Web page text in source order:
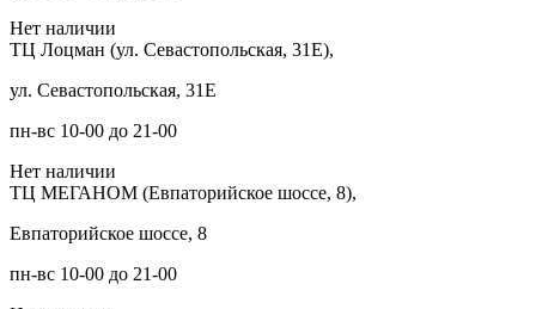
Нет наличии
ТЦ Лоцман (ул. Севастопольская, 31Е),
ул. Севастопольская, 31Е
пн-вс 10-00 до 21-00
Нет наличии
ТЦ МЕГАНОМ (Евпаторийское шоссе, 8),
Евпаторийское шоссе, 8
пн-вс 10-00 до 21-00